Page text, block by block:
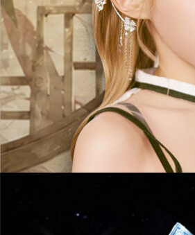
3
/
4
～
3
/
31